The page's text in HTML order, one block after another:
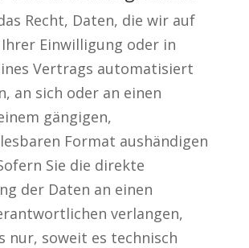
Recht, Daten, die wir auf
Einwilligung oder in
Vertrags automatisiert
an sich oder an einen
gängigen,
Format aushändigen
Sie die direkte
der Daten an einen
verlangen,
nur, soweit es technisch